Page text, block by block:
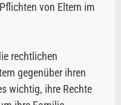
von Eltern im
rechtlichen
gegenüber ihren
wichtig, ihre Rechte